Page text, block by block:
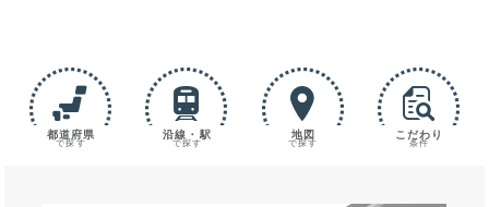
都道府県
で探す
沿線・駅
で探す
地図
で探す
こだわり
条件